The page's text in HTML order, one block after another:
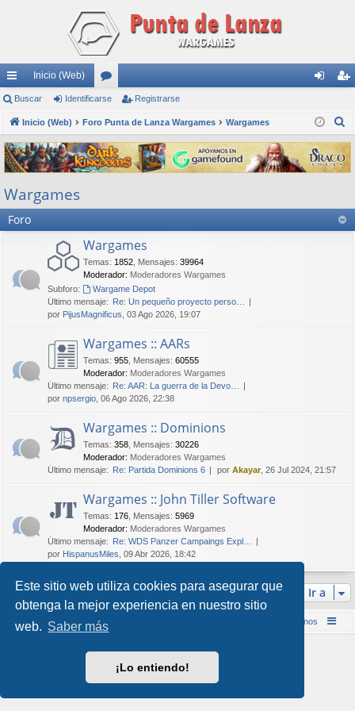
Este sitio web utiliza cookies para asegurar que
obtenga la mejor experiencia en nuestro sitio
web. Saber más
¡Lo entiendo!
nl
ac
es
rá
pi
do
Inicio (Web)
or
os nti
fic
ar
ist
ra
rs
Buscar Identificarse Registrarse
Inicio (Web) Foro Punta de Lanza Wargames Wargames
s
c
r
Wargames
Foro
Wargames
Temas: 1852 Mensajes: 39964
Moderador: Moderadores Wargames
Subforo:
Wargame Depot
Último mensaje: Re: Un pequeño proyecto perso…
por PijusMagnificus , 03 Ago 2026, 19:07
Wargames :: AARs
Temas: 955 Mensajes: 60555
Moderador: Moderadores Wargames
Último mensaje: Re: AAR: La guerra de la Devo…
por npsergio , 06 Ago 2026, 22:38
Wargames :: Dominions
Temas: 358 Mensajes: 30226
Moderador: Moderadores Wargames
Último mensaje: Re: Partida Dominions 6 por Akayar, 26 Jul 2024, 21:57
Wargames :: John Tiller Software
Temas: 176 Mensajes: 5969
Moderador: Moderadores Wargames
Último mensaje: Re: WDS Panzer Campaings Expl…
por HispanusMiles , 09 Abr 2026, 18:42
Ir a
Inicio (Web) Foro Punta de Lanza Wargames Contáctenos
Style por
Arty &